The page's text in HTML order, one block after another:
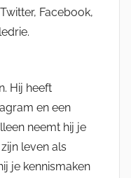
Facebook,
Hij heeft
en een
neemt hij je
leven als
je kennismaken